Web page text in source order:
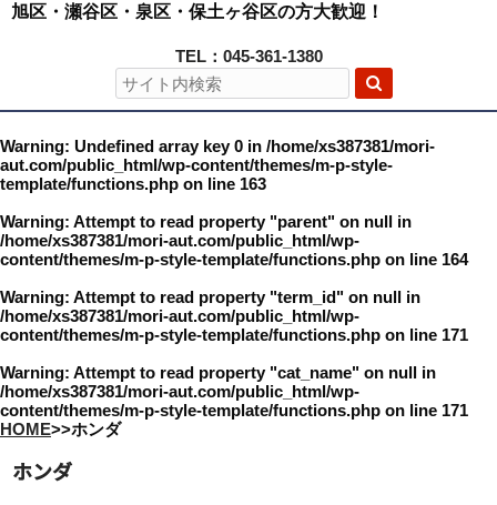
旭区・瀬谷区・泉区・保土ヶ谷区の方大歓迎！
TEL：045-361-1380
Warning: Undefined array key 0 in /home/xs387381/mori-
aut.com/public_html/wp-content/themes/m-p-style-
template/functions.php on line 163
Warning: Attempt to read property "parent" on null in
/home/xs387381/mori-aut.com/public_html/wp-
content/themes/m-p-style-template/functions.php on line 164
Warning: Attempt to read property "term_id" on null in
/home/xs387381/mori-aut.com/public_html/wp-
content/themes/m-p-style-template/functions.php on line 171
Warning: Attempt to read property "cat_name" on null in
/home/xs387381/mori-aut.com/public_html/wp-
content/themes/m-p-style-template/functions.php on line 171
HOME>>ホンダ
ホンダ